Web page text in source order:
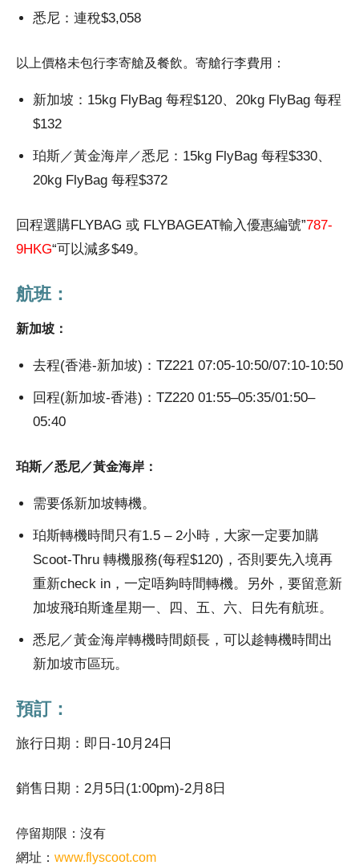
悉尼：連稅$3,058
以上價格未包行李寄艙及餐飲。寄艙行李費用：
新加坡：15kg FlyBag 每程$120、20kg FlyBag 每程
$132
珀斯／黃金海岸／悉尼：15kg FlyBag 每程$330、
20kg FlyBag 每程$372
回程選購FLYBAG 或 FLYBAGEAT輸入優惠編號”787-
9HKG“可以減多$49。
航班：
新加坡：
去程(香港-新加坡)：TZ221 07:05-10:50/07:10-10:50
回程(新加坡-香港)：TZ220 01:55–05:35/01:50–
05:40
珀斯／悉尼／黃金海岸：
需要係新加坡轉機。
珀斯轉機時間只有1.5 – 2小時，大家一定要加購
Scoot-Thru 轉機服務(每程$120)，否則要先入境再
重新check in，一定唔夠時間轉機。另外，要留意新
加坡飛珀斯逢星期一、四、五、六、日先有航班。
悉尼／黃金海岸轉機時間頗長，可以趁轉機時間出
新加坡市區玩。
預訂：
旅行日期：即日-10月24日
銷售日期：2月5日(1:00pm)-2月8日
停留期限：沒有
網址： www.flyscoot.com